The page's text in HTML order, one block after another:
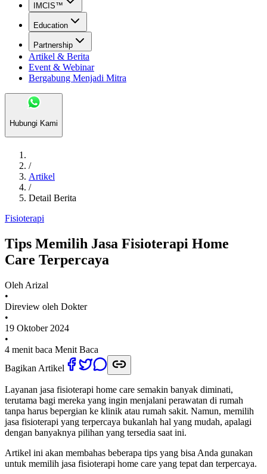
IMCIS™
Education
Partnership
Artikel & Berita
Event & Webinar
Bergabung Menjadi Mitra
Hubungi Kami
/
Artikel
/
Detail Berita
Fisioterapi
Tips Memilih Jasa Fisioterapi Home
Care Terpercaya
Oleh Arizal
•
Direview oleh Dokter
•
19 Oktober 2024
•
4 menit baca Menit Baca
Bagikan Artikel
Layanan jasa fisioterapi home care semakin banyak diminati,
terutama bagi mereka yang ingin menjalani perawatan di rumah
tanpa harus bepergian ke klinik atau rumah sakit. Namun, memilih
jasa fisioterapi yang terpercaya bukanlah hal yang mudah, apalagi
dengan banyaknya pilihan yang tersedia saat ini.
Artikel ini akan membahas beberapa tips yang bisa Anda gunakan
untuk memilih jasa fisioterapi home care yang tepat dan terpercaya.